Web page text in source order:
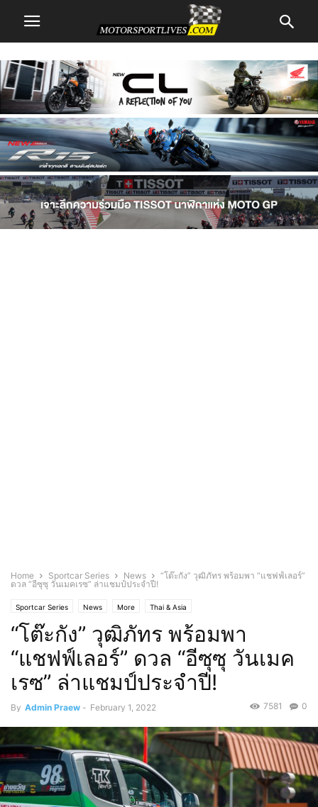
Home Sportcar Series News
“โต๊ะกัง” วุฒิภัทร พร้อมพา “แชฟฟ์เลอร์”
ดวล “อีซุซุ วันเมคเรซ” ล่าแชมป์ประจำปี!
Sportcar Series News More Thai & Asia
“โต๊ะกัง” วุฒิภัทร พร้อมพา
“แชฟฟ์เลอร์” ดวล “อีซุซุ วันเมค
เรซ” ล่าแชมป์ประจำปี!
By Admin Praew - February 1, 2022 0
7581